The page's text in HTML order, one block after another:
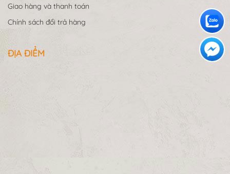
Giao hàng và thanh toán
Chính sách đổi trả hàng
ĐỊA ĐIỂM